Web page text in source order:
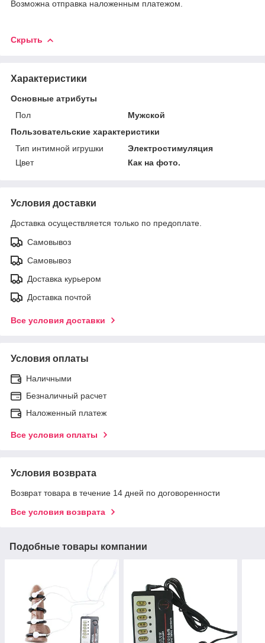
Возможна отправка наложенным платежом.
Скрыть
Характеристики
Основные атрибуты
Пол
Мужской
Пользовательские характеристики
Тип интимной игрушки
Электростимуляция
Цвет
Как на фото.
Условия доставки
Доставка осуществляется только по предоплате.
Самовывоз
Самовывоз
Доставка курьером
Доставка почтой
Все условия доставки
Условия оплаты
Наличными
Безналичный расчет
Наложенный платеж
Все условия оплаты
Условия возврата
Возврат товара в течение 14 дней по договоренности
Все условия возврата
Подобные товары компании